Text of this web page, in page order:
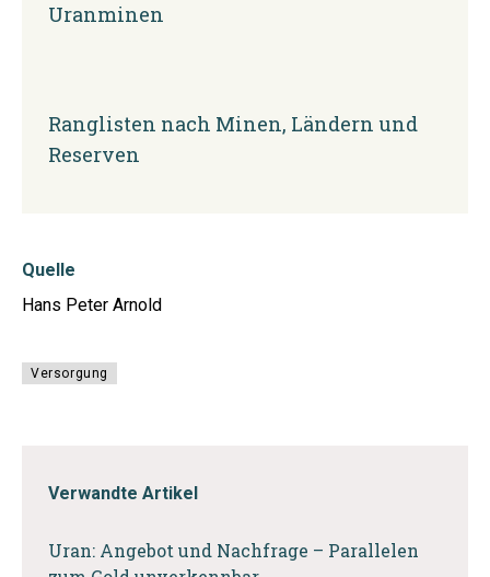
Uranminen
Ranglisten nach Minen, Ländern und
Reserven
Quelle
Hans Peter Arnold
Versorgung
Verwandte Artikel
Uran: Angebot und Nachfrage – Parallelen